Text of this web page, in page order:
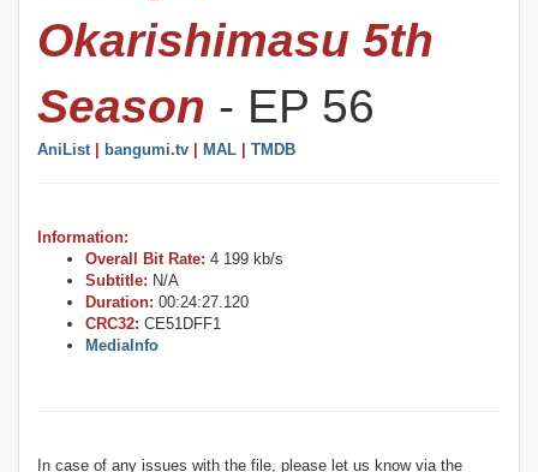
Okarishimasu 5th
Season - EP 56
AniList| bangumi.tv MAL TMDB
Information:
Overall Bit Rate: 4 199 kb/s
Subtitle: N/A
Duration: 00:24:27.120
CRC32: CE51DFF1
MediaInfo
In case of any issues with the file, please let us know via the